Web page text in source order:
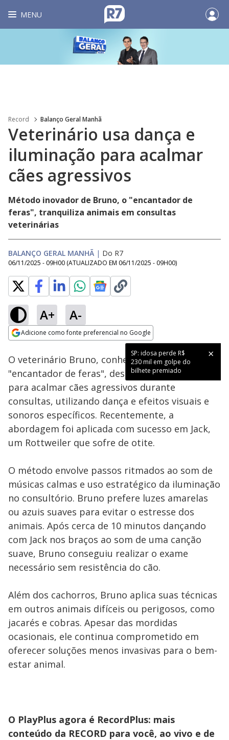
MENU
Record Balanço Geral Manhã
Veterinário usa dança e
iluminação para acalmar
cães agressivos
Método inovador de Bruno, o "encantador de
feras", tranquiliza animais em consultas
veterinárias
BALANÇO GERAL MANHÃ | Do R7
06/11/2025 - 09H00 (ATUALIZADO EM 06/11/2025 - 09H00)
A+ A-
Adicione como fonte preferencial no Google
SP: idosa perde R$
230 mil em golpe do
bilhete premiado
Ativar
Loaded
27.92%
O veterinário Bruno, conhecido como
"encantador de feras", desenvolveu uma técnica
para acalmar cães agressivos durante
consultas, utilizando dança e efeitos visuais e
sonoros específicos. Recentemente, a
abordagem foi aplicada com sucesso em Jack,
um Rottweiler que sofre de otite.
O método envolve passos ritmados ao som de
músicas calmas e uso estratégico da iluminação
no consultório. Bruno prefere luzes amarelas
ou azuis suaves para evitar o estresse dos
animais. Após cerca de 10 minutos dançando
com Jack nos braços ao som de uma canção
suave, Bruno conseguiu realizar o exame
necessário sem resistência do cão.
Além dos cachorros, Bruno aplica suas técnicas
em outros animais difíceis ou perigosos, como
jacarés e cobras. Apesar das mordidas
ocasionais, ele continua comprometido em
oferecer soluções menos invasivas para o bem-
estar animal.
O PlayPlus agora é RecordPlus: mais
conteúdo da RECORD para você, ao vivo e de